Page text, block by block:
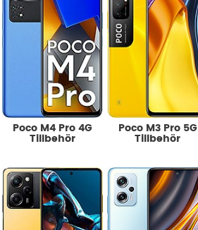
Poco M4 Pro 4G
Tillbehör
Poco M3 Pro 5G
Tillbehör